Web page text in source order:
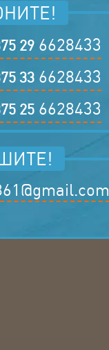
296628433
336628433
256628433